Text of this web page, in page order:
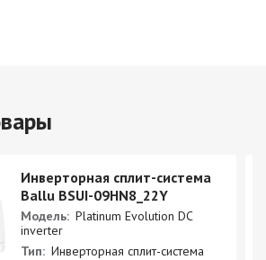
Инверторная сплит-система
Ballu BSUI-09HN8_22Y
Модель: Platinum Evolution DC
inverter
Тип: Инверторная сплит-система